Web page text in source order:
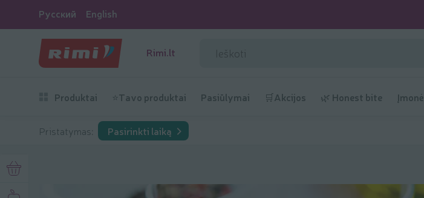
Русский English
Rimi.lt
Produktai ⭐Tavo produktai Pasiūlymai 🛒Akcijos 🌿 Honest bite
Rinkis sveikiau aliejaus ir acto padažai
Pristatymas: Pasirinkti laiką